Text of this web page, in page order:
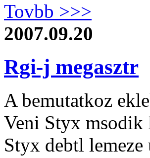
Tovbb >>>
2007.09.20
Rgi-j megasztr
A bemutatkoz
Veni Styx
Styx debtl